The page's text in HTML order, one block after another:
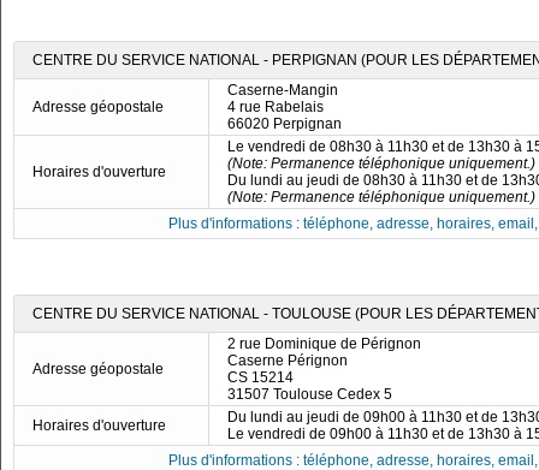
CENTRE DU SERVICE NATIONAL - PERPIGNAN (POUR LES
Adresse géopostale
Caserne-Mangin
4 rue Rabelais
66020 Perpignan
Horaires d'ouverture
Le vendredi de 08h30 à 11h30 et de 13h30 à
(Note: Permanence téléphonique uniquement.)
Du lundi au jeudi de 08h30 à 11h30 et de
(Note: Permanence téléphonique uniquement.)
Plus d'informations : téléphone, adresse, horaires,
CENTRE DU SERVICE NATIONAL - TOULOUSE (POUR LES
Adresse géopostale
2 rue Dominique de Pérignon
Caserne Pérignon
CS 15214
31507 Toulouse Cedex 5
Horaires d'ouverture
Du lundi au jeudi de 09h00 à 11h30 et de
Le vendredi de 09h00 à 11h30 et de 13h30 à
Plus d'informations : téléphone, adresse, horaires,